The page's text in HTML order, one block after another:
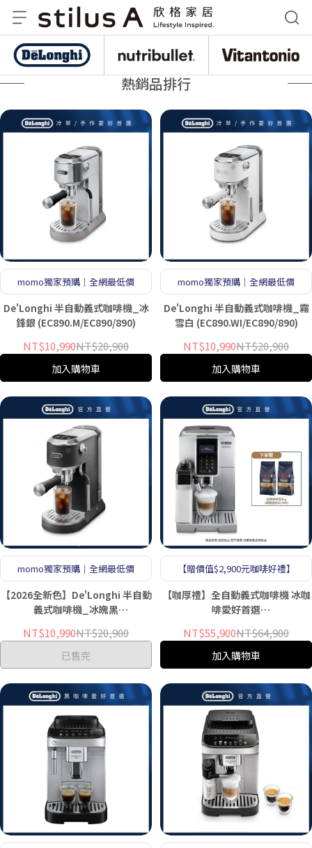
De
熱銷品排行
momo獨家預購｜全網最低價
De'Longhi 半自動義式咖啡機_冰
鋒銀 (EC890.M/EC890/890)
NT$10,990NT$20,900
加入購物車
momo獨家預購｜全網最低價
De'Longhi 半自動義式咖啡機_霧
雪白 (EC890.WI/EC890/890)
NT$10,990NT$20,900
加入購物車
momo獨家預購｜全網最低價
【2026全新色】De'Longhi 半自動
義式咖啡機_冰魄黑
NT$10,990NT$20,900
已售完
【贈價值$2,900元咖啡好禮】
【咖厚禮】全自動義式咖啡機 冰咖
啡愛好首選
NT$55,900NT$64,900
加入購物車